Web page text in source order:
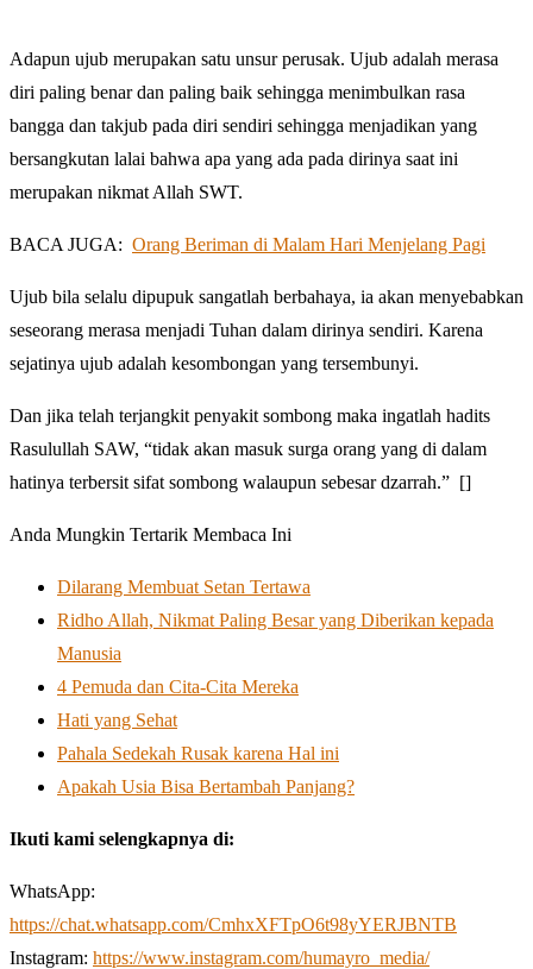
Adapun ujub merupakan satu unsur perusak. Ujub adalah merasa
diri paling benar dan paling baik sehingga menimbulkan rasa
bangga dan takjub pada diri sendiri sehingga menjadikan yang
bersangkutan lalai bahwa apa yang ada pada dirinya saat ini
merupakan nikmat Allah SWT.
BACA JUGA: Orang Beriman di Malam Hari Menjelang Pagi
Ujub bila selalu dipupuk sangatlah berbahaya, ia akan menyebabkan
seseorang merasa menjadi Tuhan dalam dirinya sendiri. Karena
sejatinya ujub adalah kesombongan yang tersembunyi.
Dan jika telah terjangkit penyakit sombong maka ingatlah hadits
Rasulullah SAW, “tidak akan masuk surga orang yang di dalam
hatinya terbersit sifat sombong walaupun sebesar dzarrah.” []
Anda Mungkin Tertarik Membaca Ini
Dilarang Membuat Setan Tertawa
Ridho Allah, Nikmat Paling Besar yang Diberikan kepada
Manusia
4 Pemuda dan Cita-Cita Mereka
Hati yang Sehat
Pahala Sedekah Rusak karena Hal ini
Apakah Usia Bisa Bertambah Panjang?
Ikuti kami selengkapnya di:
WhatsApp:
https://chat.whatsapp.com/CmhxXFTpO6t98yYERJBNTB
Instagram: https://www.instagram.com/humayro_media/